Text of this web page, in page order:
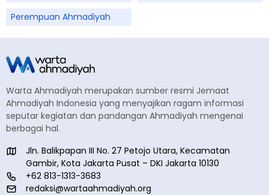
Perempuan Ahmadiyah
Warta Ahmadiyah merupakan sumber resmi Jemaat
Ahmadiyah Indonesia yang menyajikan ragam informasi
seputar kegiatan dan pandangan Ahmadiyah mengenai
berbagai hal.
Jln. Balikpapan III No. 27 Petojo Utara, Kecamatan
Gambir, Kota Jakarta Pusat – DKI Jakarta 10130
+62 813-1313-3683
redaksi@wartaahmadiyah.org